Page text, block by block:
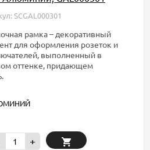
SCGAL000301
рамка – декоративный
для оформления розеток и
выполненный в
оттенке, придающем
+